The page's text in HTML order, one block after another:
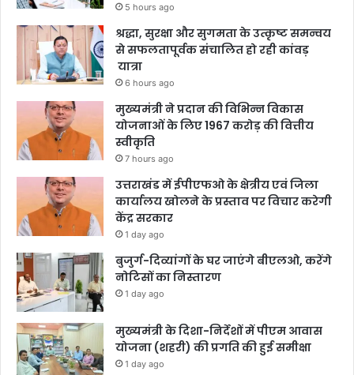
5 hours ago
श्रद्धा, सुरक्षा और सुगमता के उत्कृष्ट समन्वय
से सफलतापूर्वक संचालित हो रही कांवड़
यात्रा
6 hours ago
मुख्यमंत्री ने प्रदान की विभिन्न विकास
योजनाओं के लिए 1967 करोड़ की वित्तीय
स्वीकृति
7 hours ago
उत्तराखंड में ईपीएफओ के क्षेत्रीय एवं जिला
कार्यालय खोलने के प्रस्ताव पर विचार करेगी
केंद्र सरकार
1 day ago
बुजुर्ग-दिव्यांगों के घर जाएंगे बीएलओ, करेंगे
नोटिसों का निस्तारण
1 day ago
मुख्यमंत्री के दिशा-निर्देशों में पीएम आवास
योजना (शहरी) की प्रगति की हुई समीक्षा
1 day ago